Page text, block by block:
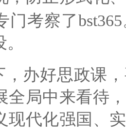
门考察了
，办好思政课
全局中来看待
现代化强国、